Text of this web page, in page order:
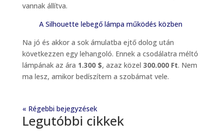
vannak állítva.
A Silhouette lebegő lámpa működés közben
Na jó és akkor a sok ámulatba ejtő dolog után
következzen egy lehangoló. Ennek a csodálatra méltó
lámpának az ára 1.300 $, azaz közel 300.000 Ft. Nem
ma lesz, amikor bedíszítem a szobámat vele.
« Régebbi bejegyzések
Legutóbbi cikkek